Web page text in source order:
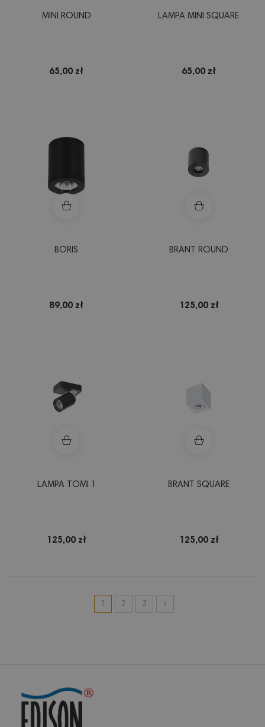
MINI ROUND
65,00 zł
LAMPA MINI SQUARE
65,00 zł
BORIS
89,00 zł
BRANT ROUND
125,00 zł
LAMPA TOMI 1
125,00 zł
BRANT SQUARE
125,00 zł
1 2 3